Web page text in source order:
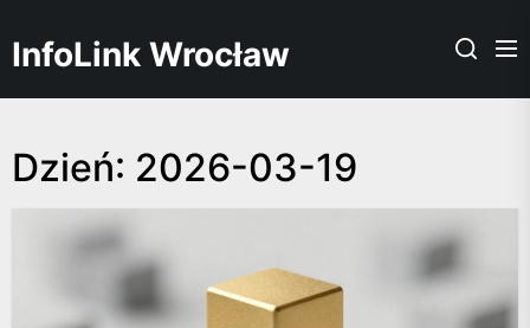
to
the
content
InfoLink Wrocław
Dzień: 2026-03-19